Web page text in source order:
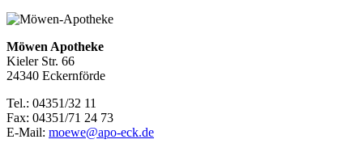
Möwen Apotheke
Kieler Str. 66
24340 Eckernförde
Tel.: 04351/32 11
Fax: 04351/71 24 73
E-Mail: moewe@apo-eck.de